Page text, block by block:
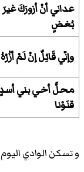
عداني أنْ أزورَكَ غيرَ
بُغضٍ
وإنّي قَائِلٌ إنْ لَمْ أزُرْهُ
محلَّ أخي بني
قنَوْنا
و تسكن الوادي